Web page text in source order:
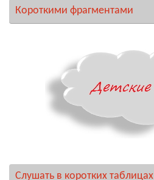
Короткими фрагментами
Слушать в коротких таблицах